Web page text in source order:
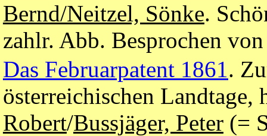
Bernd/Neitzel, Sönke.
zahlr. Abb. Besprochen
Das Februarpatent 1861.
österreichischen Landtage,
Robert/Bussjäger, Peter(=